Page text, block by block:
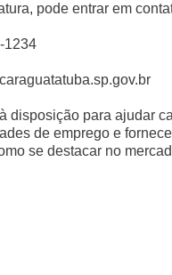
pode entrar em
1234
disposição para ajudar
de emprego e
se destacar no